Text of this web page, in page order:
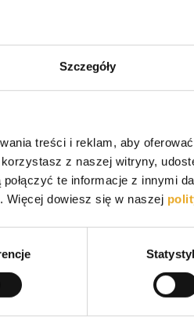
Szczegóły
treści i reklam, aby
z naszej witryny,
te informacje z innymi
Więcej dowiesz się w naszej
głosów)